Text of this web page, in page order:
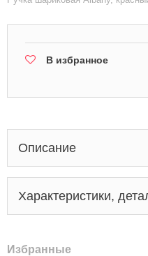
В избранное
Описание
Характеристики,
Избранные